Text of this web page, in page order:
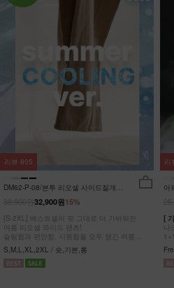
DM62-P-08/븐투 리오셀 사이드절개팬
15%
32,900원
[S-2XL] 베스트셀러 핏 그대로 더 가벼워진
여름 리오셀 와이드 팬츠!
슬림함과 편안함, 시원함을 모두 챙긴 여름
완전정복 팬츠
S,M,L,XL,2XL / 숏,기본,롱
리뷰 605
아
[
나
다
리